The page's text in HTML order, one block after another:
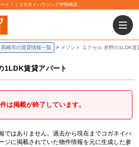
ト！｜コガネイハウジング伊勢崎店
高崎市の賃貸情報一覧 メゾンド エクセル 井野の1LDK賃
1LDK賃貸アパート
は掲載が終了しています。
ではありません。過去から現在までコガネイハ
ジに掲載されていた物件情報を元に生成した参